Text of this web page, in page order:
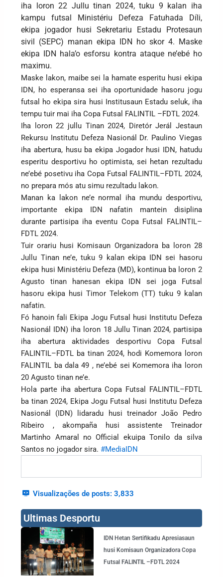
iha loron 22 Jullu tinan 2024, tuku 9 kalan iha
kampu futsal Ministériu Defeza Fatuhada Díli,
ekipa jogador husi Sekretariu Estadu Protesaun
sivil (SEPC) manan ekipa IDN ho skor 4. Maske
ekipa IDN hala’o esforsu kontra ataque ne’ebé ho
maximu.
Maske lakon, maibe sei la hamate esperitu husi ekipa
IDN, ho esperansa sei iha oportunidade hasoru jogu
futsal ho ekipa sira husi Institusaun Estadu seluk, iha
tempu tuir mai iha Copa Futsal FALINTIL –FDTL 2024.
Iha loron 22 jullu Tinan 2024, Diretór Jerál Jestaun
Rekursu Institutu Defeza Nasionál Dr. Paulino Viegas
iha abertura, husu ba ekipa Jogador husi IDN, hatudu
esperitu desportivu ho optimista, sei hetan rezultadu
ne’ebé posetivu iha Copa Futsal FALINTIL–FDTL 2024,
no prepara mós atu simu rezultadu lakon.
Manan ka lakon ne’e normal iha mundu desportivu,
importante ekipa IDN nafatin mantein disiplina
durante partisipa iha eventu Copa Futsal FALINTIL–
FDTL 2024.
Tuir orariu husi Komisaun Organizadora ba loron 28
Jullu Tinan ne’e, tuku 9 kalan ekipa IDN sei hasoru
ekipa husi Ministériu Defeza (MD), kontinua ba loron 2
Agusto tinan hanesan ekipa IDN sei joga Futsal
hasoru ekipa husi Timor Telekom (TT) tuku 9 kalan
nafatin.
Fó hanoin fali Ekipa Jogu Futsal husi Institutu Defeza
Nasionál IDN) iha loron 18 Jullu Tinan 2024, partisipa
iha abertura aktividades desportivu Copa Futsal
FALINTIL–FDTL ba tinan 2024, hodi Komemora loron
FALINTIL ba dala 49 , ne’ebé sei Komemora iha loron
20 Agusto tinan ne’e.
Hola parte iha abertura Copa Futsal FALINTIL–FDTL
ba tinan 2024, Ekipa Jogu Futsal husi Institutu Defeza
Nasionál (IDN) lidaradu husi treinador João Pedro
Ribeiro , akompaña husi assistente Treinador
Martinho Amaral no Official ekuipa Tonilo da silva
Santos no jogador sira.#MediaIDN
Visualizações de posts: 3,833
Ultimas Desportu
IDN Hetan Sertifikadu Apresiasaun
husi Komisaun Organizadora Copa
Futsal FALINTIL –FDTL 2024